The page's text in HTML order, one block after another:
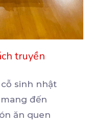
truyền
sinh nhật
đến
ăn quen